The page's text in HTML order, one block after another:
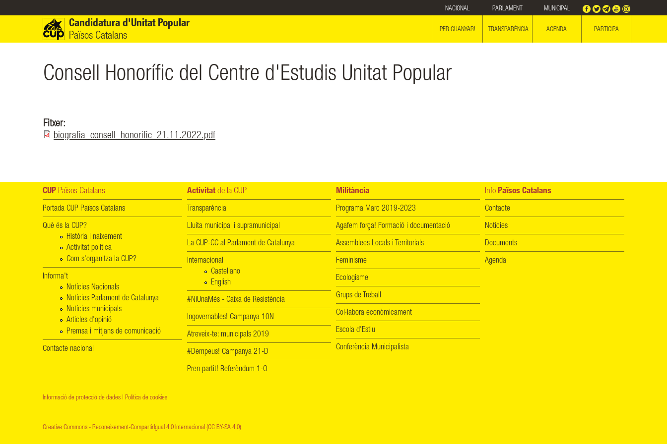
NACIONAL PARLAMENT MUNICIPAL
Candidatura d'Unitat Popular
Països Catalans
PER GUANYAR! TRANSPARÈNCIA AGENDA PARTICIPA
Consell Honorífic del Centre d'Estudis Unitat Popular
Fitxer:
biografia_consell_honorific_21.11.2022.pdf
CUP Països Catalans
Portada CUP Països Catalans
Què és la CUP?
Història i naixement
Activitat política
Com s'organitza la CUP?
Informa't
Notícies Nacionals
Notícies Parlament de Catalunya
Notícies municipals
Articles d'opinió
Premsa i mitjans de comunicació
Contacte nacional
Activitat de la CUP
Transparència
Lluita municipal i supramunicipal
La CUP-CC al Parlament de Catalunya
Internacional
Castellano
English
#NiUnaMés - Caixa de Resistència
Ingovernables! Campanya 10N
Atreveix-te: municipals 2019
#Dempeus! Campanya 21-D
Pren partit! Referèndum 1-O
Militància
Programa Marc 2019-2023
Agafem força! Formació i documentació
Assemblees Locals i Territorials
Feminisme
Ecologisme
Grups de Treball
Col·labora econòmicament
Escola d'Estiu
Conferència Municipalista
Info Països Catalans
Contacte
Notícies
Documents
Agenda
Informació de protecció de dades Política de cookies
Creative Commons - Reconeixement-CompartirIgual 4.0 Internacional (CC BY-SA 4.0)